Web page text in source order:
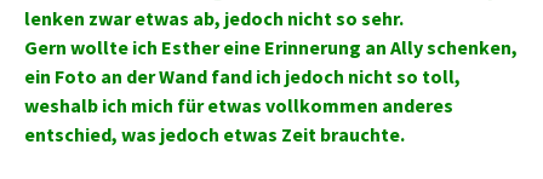
lenken zwar etwas ab, jedoch nicht so sehr.
Gern wollte ich Esther eine Erinnerung an Ally schenken,
ein Foto an der Wand fand ich jedoch nicht so toll,
weshalb ich mich für etwas vollkommen anderes
entschied, was jedoch etwas Zeit brauchte.